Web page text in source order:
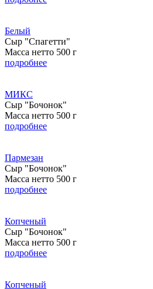
Белый
Сыр "Спагетти"
Масса нетто 500 г
подробнее
МИКС
Сыр "Бочонок"
Масса нетто 500 г
подробнее
Пармезан
Сыр "Бочонок"
Масса нетто 500 г
подробнее
Копченый
Сыр "Бочонок"
Масса нетто 500 г
подробнее
Копченый